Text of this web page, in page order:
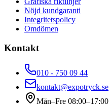
Nöjd kundgaranti
Integritetspolicy
Omdömen
Kontakt
010 - 750 09 44
kontakt@expotryck.se
Mån–Fre 08:00–17:00